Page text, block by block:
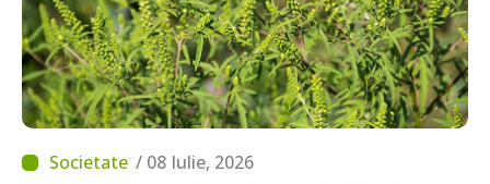
/ 08 Iulie, 2026